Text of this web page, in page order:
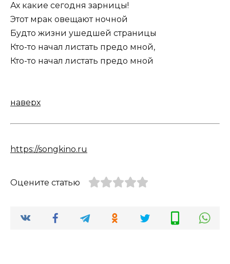
Ах какие сегодня зарницы!
Этот мрак овещают ночной
Будто жизни ушедшей страницы
Кто-то начал листать предо мной,
Кто-то начал листать предо мной
наверх
https://songkino.ru
Оцените статью